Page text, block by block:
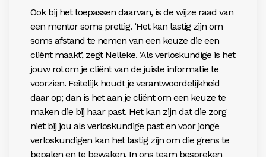
Ook bij het toepassen daarvan, is de wijze raad van
een mentor soms prettig. ‘Het kan lastig zijn om
soms afstand te nemen van een keuze die een
cliëntmaakt’, zegt Nelleke. ‘Als verloskundige is het
jouw rol om je cliënt van de juiste informatie te
voorzien. Feitelijk houdt je verantwoordelijkheid
daar op; dan is het aan je cliënt om een keuze te
maken die bij haar past. Het kan zijn dat die zorg
niet bij jou als verloskundige past en voor jonge
verloskundigen kan het lastig zijn om die grens te
bepalen en te bewaken. In ons team bespreken